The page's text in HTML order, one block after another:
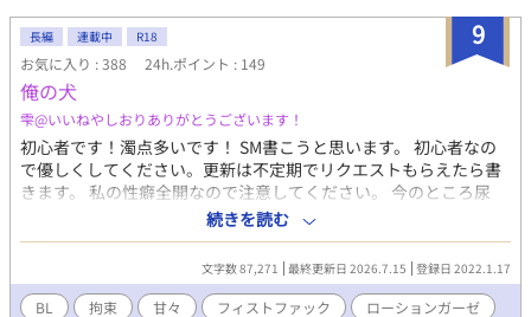
か…… そもそも「sub」ってなんですかーーー！？ ※R18シーン
は濃厚めのありますのでご注意ください
9
長編 連載中 R18
お気に入り : 388 24h.ポイント : 149
俺の犬
雫@いいねやしおりありがとうございます！
初心者です！濁点多いです！ SM書こうと思います。 初心者なの
で優しくしてください。更新は不定期でリクエストもらえたら書
きます。 私の性癖全開なので注意してください。 今のところ尿
道、前立腺、ローター、ローションガーゼ、フィスト、ピアス、
エネマグラ、目隠し、お医者さんごっこ、スパンキング、ギャグ
ボール、聴診器、放置、授乳？、赤ちゃんプレイ、ダーククィー
ンスタイルなどを書こうかな。終わり次第甘々になります。調
教、小スカ
続きを読む
文字数 87,271 最終更新日 2026.7.15 登録日 2022.1.17
BL 拘束 甘々 フィストファック
ローションガーゼ